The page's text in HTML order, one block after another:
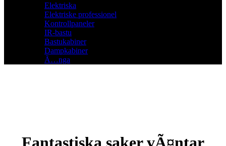
Elektriska
Elektriske professionel
Kontrollpaneler
IR-bastu
Bastukabiner
Dampkabiner
Ã…nga